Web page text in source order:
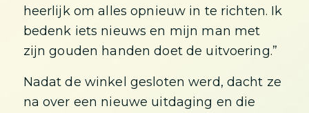
heerlijk om alles opnieuw in te richten. Ik
bedenk iets nieuws en mijn man met
zijn gouden handen doet de uitvoering.”
Nadat de winkel gesloten werd, dacht ze
na over een nieuwe uitdaging en die